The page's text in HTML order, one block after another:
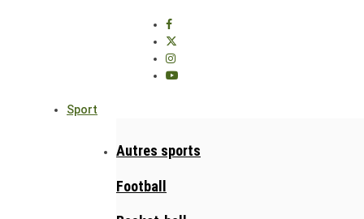
Sport
Autres sports
Football